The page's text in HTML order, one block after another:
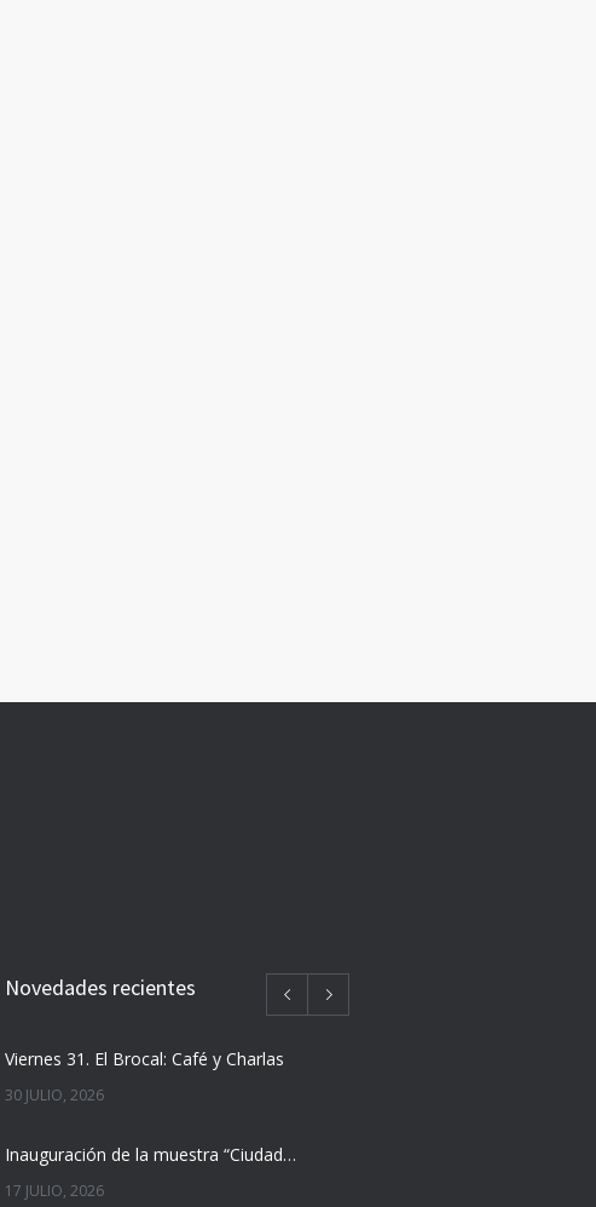
Novedades recientes
Viernes 31. El Brocal: Café y Charlas
30 JULIO, 2026
Inauguración de la muestra “Ciudad Vieja nos cuenta”
17 JULIO, 2026